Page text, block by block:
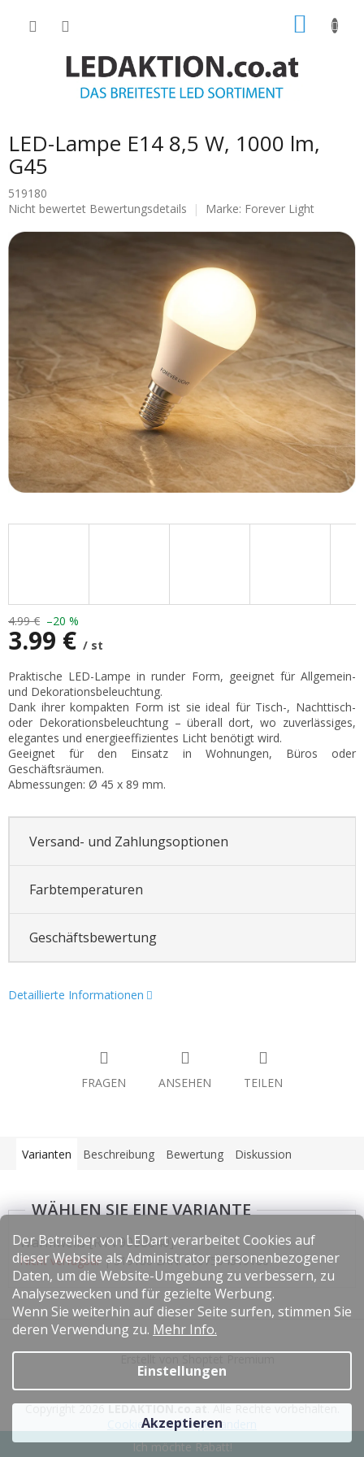
Der Betreiber von LEDart verarbeitet Cookies auf
dieser Website als Administrator personenbezogener
Daten, um die Website-Umgebung zu verbessern, zu
Analysezwecken und für gezielte Werbung.
Wenn Sie weiterhin auf dieser Seite surfen, stimmen Sie
deren Verwendung zu. Mehr Info.
Einstellungen
Akzeptieren
LED-Lampe E14 8,5 W, 1000 lm,
G45
519180
Die
Produktbewertung
ist
von
Nicht bewertet Bewertungsdetails Marke: Forever Light
4.99 € –20 %
3.99 € / st
Verkaufspreis:
Praktische LED-Lampe in runder Form, geeignet für Allgemein-
und Dekorationsbeleuchtung.
Dank ihrer kompakten Form ist sie ideal für Tisch-, Nachttisch-
oder Dekorationsbeleuchtung – überall dort, wo zuverlässiges,
elegantes und energieeffizientes Licht benötigt wird.
Geeignet für den Einsatz in Wohnungen, Büros oder
Geschäftsräumen.
Abmessungen: Ø 45 x 89 mm.
Versand- und Zahlungsoptionen
Farbtemperaturen
Geschäftsbewertung
Detaillierte Informationen
FRAGEN ANSEHEN TEILEN
Varianten Beschreibung Bewertung Diskussion
Warmweiß [RTV9000040]
Nicht verfügbar | 519180EAN: 5907504519180
l
Copyright 2026LEDAKTION.co.at. Alle Rechte vorbehalten.
Cookie-Einstellungen ändern
Ich möchte Rabatt!